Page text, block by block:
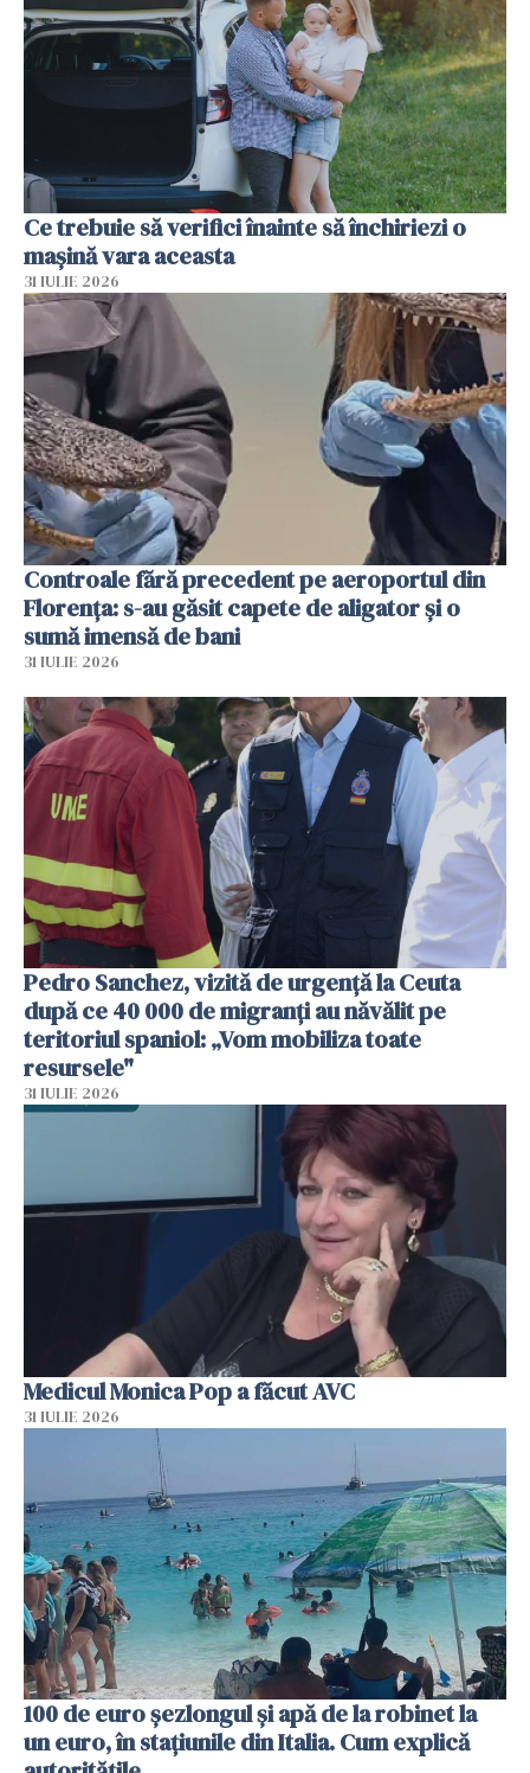
Ce trebuie să verifici înainte să închiriezi o
mașină vara aceasta
31 IULIE 2026
Controale fără precedent pe aeroportul din
Florența: s-au găsit capete de aligator și o
sumă imensă de bani
31 IULIE 2026
Pedro Sanchez, vizită de urgență la Ceuta
după ce 40 000 de migranți au năvălit pe
teritoriul spaniol: „Vom mobiliza toate
resursele"
31 IULIE 2026
Medicul Monica Pop a făcut AVC
31 IULIE 2026
100 de euro șezlongul și apă de la robinet la
un euro, în stațiunile din Italia. Cum explică